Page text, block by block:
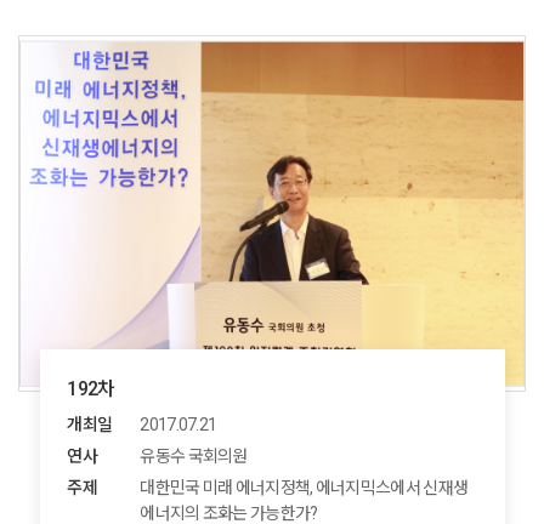
192차
개최일
2017.07.21
연사
유동수 국회의원
주제
대한민국 미래 에너지정책, 에너지믹스에서 신재생
에너지의 조화는 가능한가?